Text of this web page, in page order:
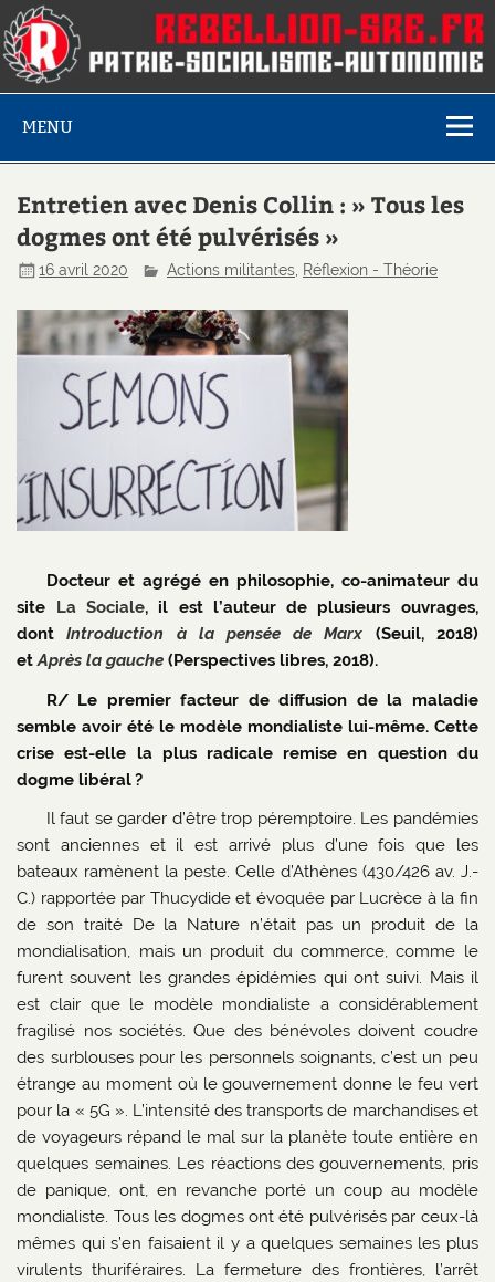
MENU
Entretien avec Denis Collin : » Tous les
dogmes ont été pulvérisés »
16 avril 2020 Actions militantes Réflexion - Théorie
Docteur et agrégé en philosophie, co-animateur du
site La Sociale, il est l’auteur de plusieurs ouvrages,
dontIntroduction à la pensée de Marx (Seuil, 2018)
etAprès la gauche (Perspectives libres, 2018).
R/ Le premier facteur de diffusion de la maladie
semble avoir été le modèle mondialiste lui-même. Cette
crise est-elle la plus radicale remise en question du
dogme libéral ?
Il faut se garder d’être trop péremptoire. Les pandémies
sont anciennes et il est arrivé plus d’une fois que les
bateaux ramènent la peste. Celle d’Athènes (430/426 av. J.-
C.) rapportée par Thucydide et évoquée par Lucrèce à la fin
de son traité De la Nature n’était pas un produit de la
mondialisation, mais un produit du commerce, comme le
furent souvent les grandes épidémies qui ont suivi. Mais il
est clair que le modèle mondialiste a considérablement
fragilisé nos sociétés. Que des bénévoles doivent coudre
des surblouses pour les personnels soignants, c’est un peu
étrange au moment où le gouvernement donne le feu vert
pour la « 5G ». L’intensité des transports de marchandises et
de voyageurs répand le mal sur la planète toute entière en
quelques semaines. Les réactions des gouvernements, pris
de panique, ont, en revanche porté un coup au modèle
mondialiste. Tous les dogmes ont été pulvérisés par ceux-là
mêmes qui s’en faisaient il y a quelques semaines les plus
virulents thuriféraires. La fermeture des frontières, l’arrêt